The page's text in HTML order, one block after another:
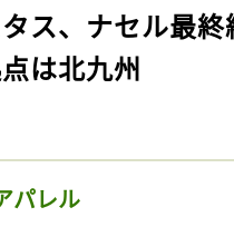
タス、ナセル最
は北九州
パレル